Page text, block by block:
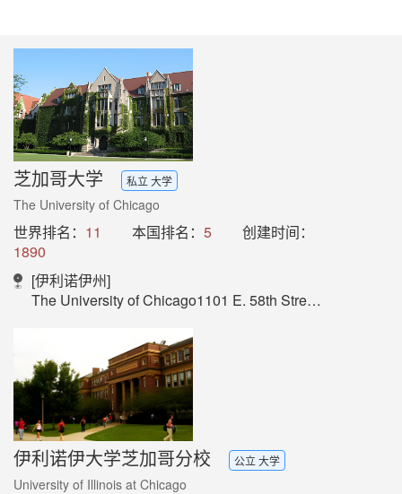
芝加哥大学 私立 大学
The University of Chicago
世界排名： 11 本国排名： 5
创建时间：
1890
[伊利诺伊州]
The University of Chicago1101 E. 58th StreetChicago, IL 60637-5416USA
伊利诺伊大学芝加哥分校 公立 大学
University of Illinois at Chicago